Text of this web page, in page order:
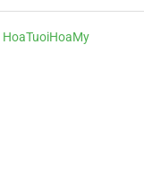
HoaTuoiHoaMy